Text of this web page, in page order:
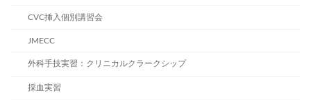
CVC挿入個別講習会
JMECC
外科手技実習：クリニカルクラークシップ
採血実習